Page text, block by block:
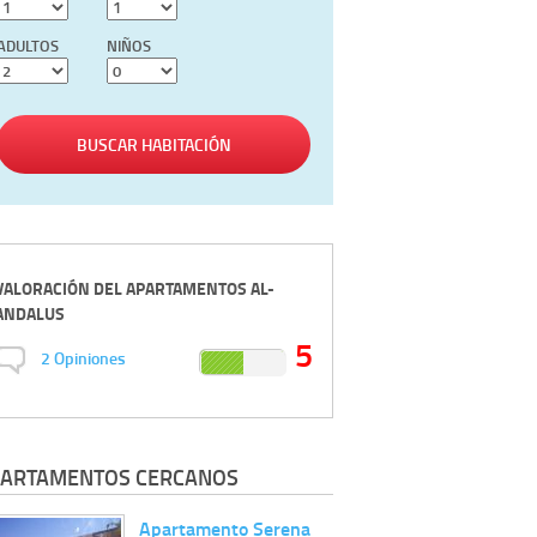
NIÑOS
BUSCAR HABITACIÓN
DELAPARTAMENTOS AL-
2Opiniones 5
CERCANOS
Apartamento Serena